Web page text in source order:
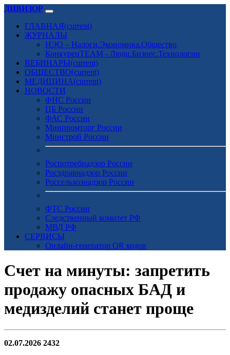
ДИВИЗОР
ГЛАВНАЯ(current)
ЖУРНАЛЫ
НЭО – Налоги.Экономика.Общество
КонкуренTEAM - Люди.Бизнес.Технологии
ВЕБИНАРЫ(current)
ОБЩЕСТВО(current)
МЕДИЦИНА(current)
НОВОСТИ
ФНС России
ЦБ России
ФАС России
Минпромторг России
Минстрой России
Роспотребнадзор России
Росздравнадзор России
Россельхознадзор России
ФТС России
Следственный комитет РФ
МВД РФ
СЕРВИСЫ
Онлайн-генератор QR кодов
Счет на минуты: запретить
продажу опасных БАД и
медизделий станет проще
02.07.2026 2432